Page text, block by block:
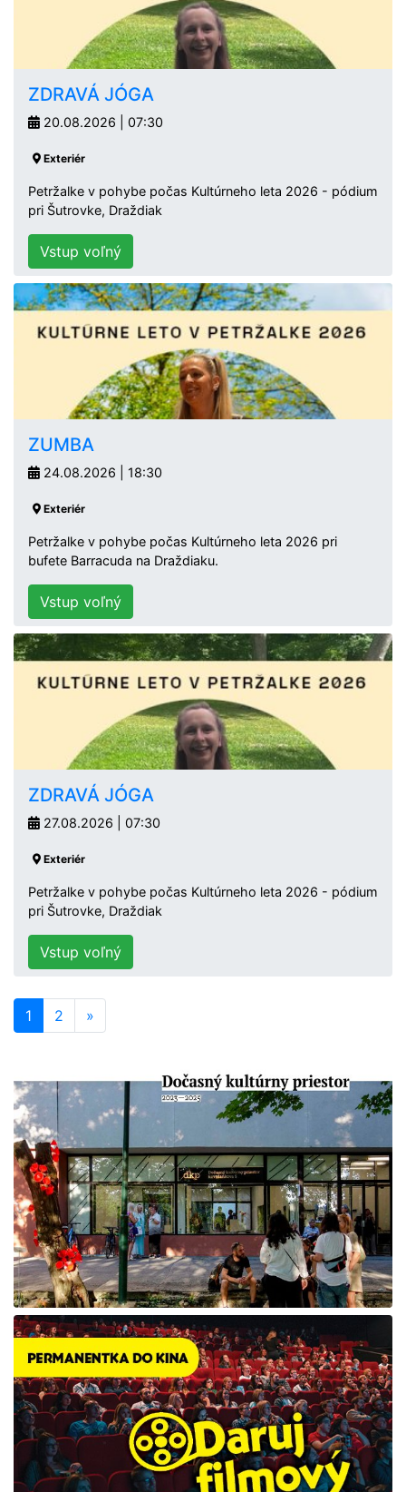
ZDRAVÁ JÓGA
20.08.2026 | 07:30
Exteriér
Petržalke v pohybe počas Kultúrneho leta 2026 - pódium
pri Šutrovke, Draždiak
Vstup voľný
ZUMBA
24.08.2026 | 18:30
Exteriér
Petržalke v pohybe počas Kultúrneho leta 2026 pri
bufete Barracuda na Draždiaku.
Vstup voľný
ZDRAVÁ JÓGA
27.08.2026 | 07:30
Exteriér
Petržalke v pohybe počas Kultúrneho leta 2026 - pódium
pri Šutrovke, Draždiak
Vstup voľný
1 2 »